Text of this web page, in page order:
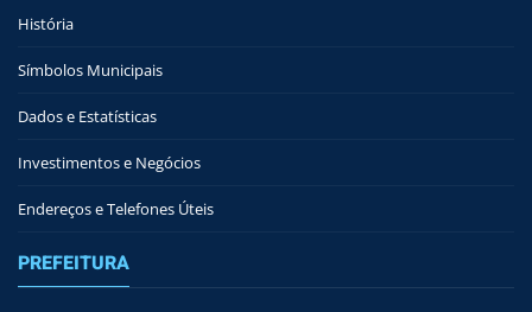
História
Símbolos Municipais
Dados e Estatísticas
Investimentos e Negócios
Endereços e Telefones Úteis
PREFEITURA